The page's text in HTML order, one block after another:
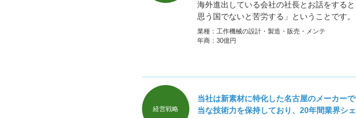
海外進出している会社の社長とお話をする
思う国でないと苦労する」ということです
いで、隣同士の国でも、民族が違えば人の
って、見て、検討をすることが第一です。
業種： 工作機械の設計・製造・販売・メンテ
年商： 30億円
経営戦略
当社は新素材に特化した名古屋のメーカー
当な技術力を保持しており、20年間業界シ